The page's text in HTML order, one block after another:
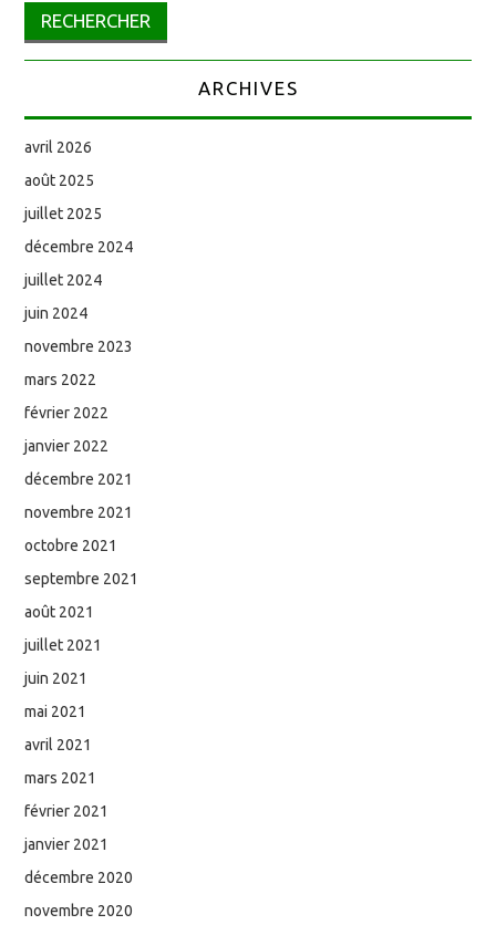
ARCHIVES
avril 2026
août 2025
juillet 2025
décembre 2024
juillet 2024
juin 2024
novembre 2023
mars 2022
février 2022
janvier 2022
décembre 2021
novembre 2021
octobre 2021
septembre 2021
août 2021
juillet 2021
juin 2021
mai 2021
avril 2021
mars 2021
février 2021
janvier 2021
décembre 2020
novembre 2020